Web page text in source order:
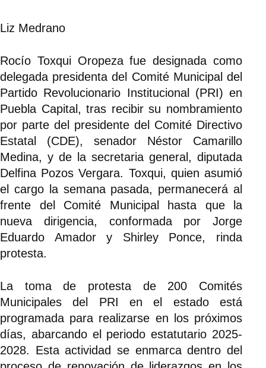
Liz Medrano
Rocío Toxqui Oropeza fue designada como
delegada presidenta del Comité Municipal del
Partido Revolucionario Institucional (PRI) en
Puebla Capital, tras recibir su nombramiento
por parte del presidente del Comité Directivo
Estatal (CDE), senador Néstor Camarillo
Medina, y de la secretaria general, diputada
Delfina Pozos Vergara. Toxqui, quien asumió
el cargo la semana pasada, permanecerá al
frente del Comité Municipal hasta que la
nueva dirigencia, conformada por Jorge
Eduardo Amador y Shirley Ponce, rinda
protesta.
La toma de protesta de 200 Comités
Municipales del PRI en el estado está
programada para realizarse en los próximos
días, abarcando el periodo estatutario 2025-
2028. Esta actividad se enmarca dentro del